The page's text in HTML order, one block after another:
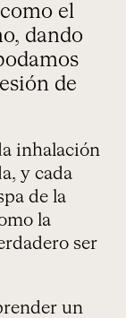
dando
de
inhalación
y cada
de la
la
ser
un